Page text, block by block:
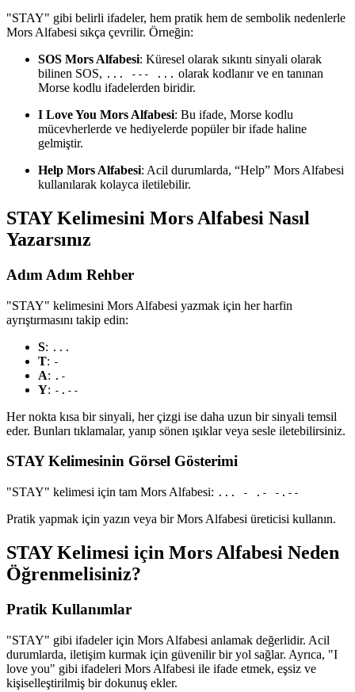
"STAY" gibi belirli ifadeler, hem pratik hem de sembolik nedenlerle
Mors Alfabesi sıkça çevrilir. Örneğin:
SOS Mors Alfabesi: Küresel olarak sıkıntı sinyali olarak
bilinen SOS, ... --- ... olarak kodlanır ve en tanınan
Morse kodlu ifadelerden biridir.
I Love You Mors Alfabesi: Bu ifade, Morse kodlu
mücevherlerde ve hediyelerde popüler bir ifade haline
gelmiştir.
Help Mors Alfabesi: Acil durumlarda, “Help” Mors Alfabesi
kullanılarak kolayca iletilebilir.
STAY Kelimesini Mors Alfabesi Nasıl
Yazarsınız
Adım Adım Rehber
"STAY" kelimesini Mors Alfabesi yazmak için her harfin
ayrıştırmasını takip edin:
S: ...
T: -
A: .-
Y: -.--
Her nokta kısa bir sinyali, her çizgi ise daha uzun bir sinyali temsil
eder. Bunları tıklamalar, yanıp sönen ışıklar veya sesle iletebilirsiniz.
STAY Kelimesinin Görsel Gösterimi
"STAY" kelimesi için tam Mors Alfabesi: ... - .- -.--
Pratik yapmak için yazın veya bir Mors Alfabesi üreticisi kullanın.
STAY Kelimesi için Mors Alfabesi Neden
Öğrenmelisiniz?
Pratik Kullanımlar
"STAY" gibi ifadeler için Mors Alfabesi anlamak değerlidir. Acil
durumlarda, iletişim kurmak için güvenilir bir yol sağlar. Ayrıca, "I
love you" gibi ifadeleri Mors Alfabesi ile ifade etmek, eşsiz ve
kişiselleştirilmiş bir dokunuş ekler.